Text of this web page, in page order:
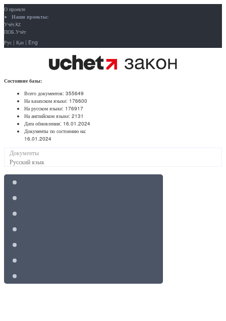
О проекте
Наши проекты:
Учёт.kz
ПОБ.Учёт
Рус | Қаз | Eng
Состояние базы:
Всего документов: 355649
На казахском языке: 176600
На русском языке: 176917
На английском языке: 2131
Дата обновления: 16.01.2024
Документы по состоянию на:
16.01.2024
Документы
Русский язык